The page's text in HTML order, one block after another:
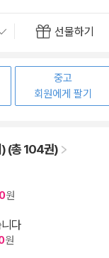
선물하기
중고
회원에게 팔기
) (총 104권)
원
다
원